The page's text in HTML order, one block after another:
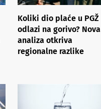
Koliki dio plaće u PGŽ
odlazi na gorivo? Nova
analiza otkriva
regionalne razlike​